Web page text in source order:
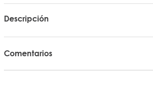
Descripción
Comentarios